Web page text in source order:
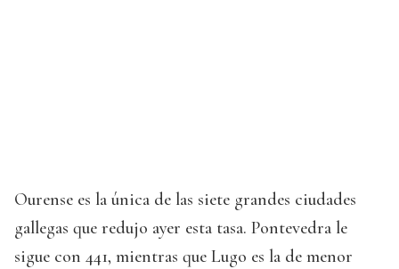
Ourense es la única de las siete grandes ciudades
gallegas que redujo ayer esta tasa. Pontevedra le
sigue con 441, mientras que Lugo es la de menor